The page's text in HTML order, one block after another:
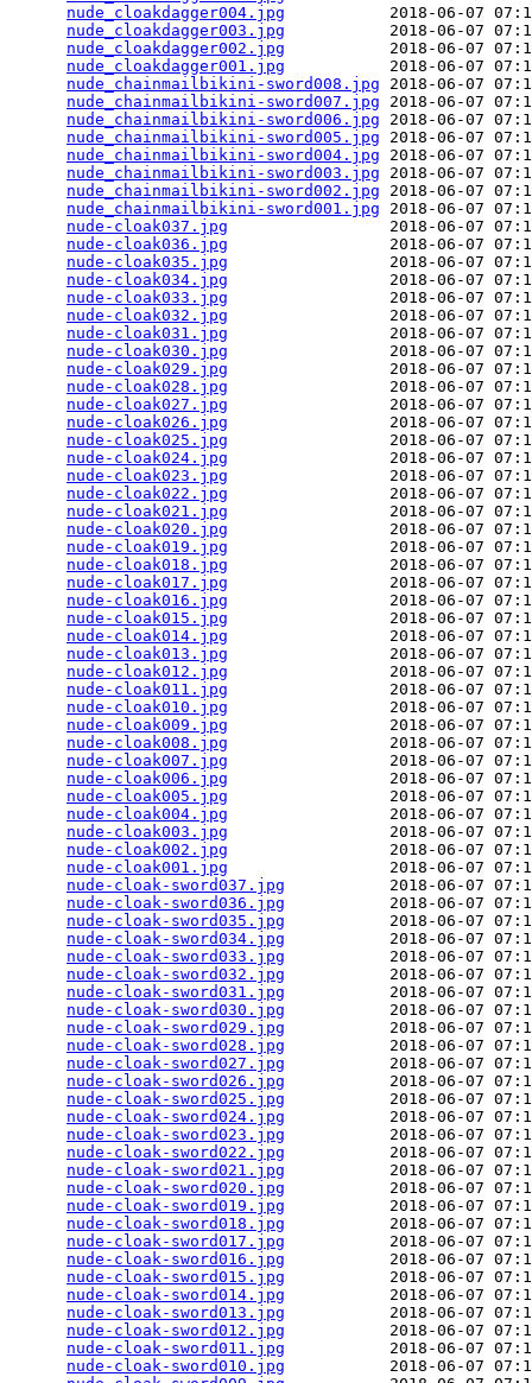
nude_cloakdagger004.jpg
2018-06-07
nude_cloakdagger003.jpg
2018-06-07
nude_cloakdagger002.jpg
2018-06-07
nude_cloakdagger001.jpg
2018-06-07
nude_chainmailbikini-sword008.jpg 2018-06-07
nude_chainmailbikini-sword007.jpg 2018-06-07
nude_chainmailbikini-sword006.jpg 2018-06-07
nude_chainmailbikini-sword005.jpg 2018-06-07
nude_chainmailbikini-sword004.jpg 2018-06-07
nude_chainmailbikini-sword003.jpg 2018-06-07
nude_chainmailbikini-sword002.jpg 2018-06-07
nude_chainmailbikini-sword001.jpg 2018-06-07
nude-cloak037.jpg
2018-06-07
nude-cloak036.jpg
2018-06-07
nude-cloak035.jpg
2018-06-07
nude-cloak034.jpg
2018-06-07
nude-cloak033.jpg
2018-06-07
nude-cloak032.jpg
2018-06-07
nude-cloak031.jpg
2018-06-07
nude-cloak030.jpg
2018-06-07
nude-cloak029.jpg
2018-06-07
nude-cloak028.jpg
2018-06-07
nude-cloak027.jpg
2018-06-07
nude-cloak026.jpg
2018-06-07
nude-cloak025.jpg
2018-06-07
nude-cloak024.jpg
2018-06-07
nude-cloak023.jpg
2018-06-07
nude-cloak022.jpg
2018-06-07
nude-cloak021.jpg
2018-06-07
nude-cloak020.jpg
2018-06-07
nude-cloak019.jpg
2018-06-07
nude-cloak018.jpg
2018-06-07
nude-cloak017.jpg
2018-06-07
nude-cloak016.jpg
2018-06-07
nude-cloak015.jpg
2018-06-07
nude-cloak014.jpg
2018-06-07
nude-cloak013.jpg
2018-06-07
nude-cloak012.jpg
2018-06-07
nude-cloak011.jpg
2018-06-07
nude-cloak010.jpg
2018-06-07
nude-cloak009.jpg
2018-06-07
nude-cloak008.jpg
2018-06-07
nude-cloak007.jpg
2018-06-07
nude-cloak006.jpg
2018-06-07
nude-cloak005.jpg
2018-06-07
nude-cloak004.jpg
2018-06-07
nude-cloak003.jpg
2018-06-07
nude-cloak002.jpg
2018-06-07
nude-cloak001.jpg
2018-06-07
nude-cloak-sword037.jpg
2018-06-07
nude-cloak-sword036.jpg
2018-06-07
nude-cloak-sword035.jpg
2018-06-07
nude-cloak-sword034.jpg
2018-06-07
nude-cloak-sword033.jpg
2018-06-07
nude-cloak-sword032.jpg
2018-06-07
nude-cloak-sword031.jpg
2018-06-07
nude-cloak-sword030.jpg
2018-06-07
nude-cloak-sword029.jpg
2018-06-07
nude-cloak-sword028.jpg
2018-06-07
nude-cloak-sword027.jpg
2018-06-07
nude-cloak-sword026.jpg
2018-06-07
nude-cloak-sword025.jpg
2018-06-07
nude-cloak-sword024.jpg
2018-06-07
nude-cloak-sword023.jpg
2018-06-07
nude-cloak-sword022.jpg
2018-06-07
nude-cloak-sword021.jpg
2018-06-07
nude-cloak-sword020.jpg
2018-06-07
nude-cloak-sword019.jpg
2018-06-07
nude-cloak-sword018.jpg
2018-06-07
nude-cloak-sword017.jpg
2018-06-07
nude-cloak-sword016.jpg
2018-06-07
nude-cloak-sword015.jpg
2018-06-07
nude-cloak-sword014.jpg
2018-06-07
nude-cloak-sword013.jpg
2018-06-07
nude-cloak-sword012.jpg
2018-06-07
nude-cloak-sword011.jpg
2018-06-07
nude-cloak-sword010.jpg
2018-06-07